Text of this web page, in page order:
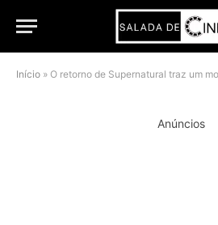
Início » O retorno de Supernatural traz um monstro que
Anúncios